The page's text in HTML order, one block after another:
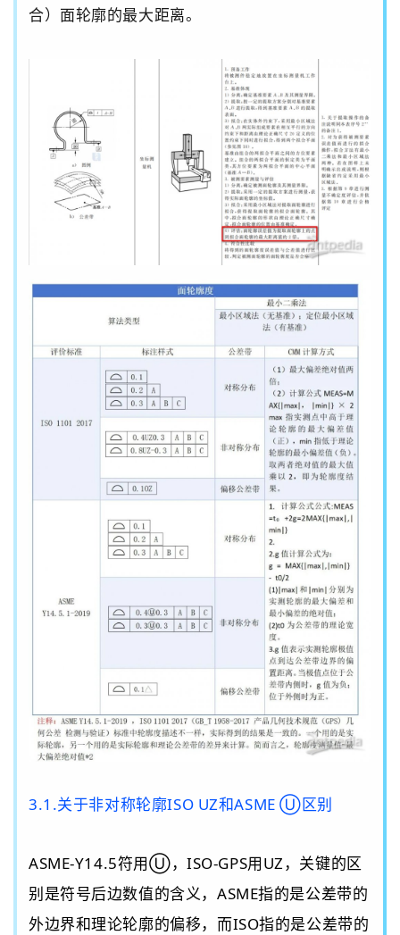
合） 面轮廓的最大距离。
3.1.关于非对称轮廓ISO UZ和ASMEⓊ区别
ASME-Y14.5符用Ⓤ，ISO-GPS用UZ ，关键的区
别是符号后边数值的含义， ASME指的是公差带的
外边界和理论轮廓的偏移，而ISO指的是公差带的